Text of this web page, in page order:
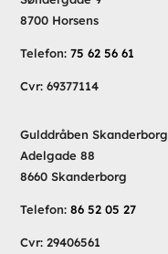
8700 Horsens
Telefon:75 62 56 61
Cvr: 69377114
Gulddråben Skanderborg
Adelgade 88
8660 Skanderborg
Telefon:86 52 05 27
Cvr: 29406561